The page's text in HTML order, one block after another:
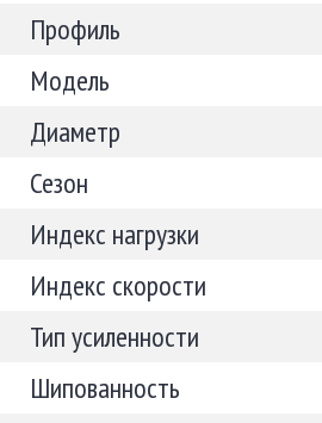
Профиль
Модель
Диаметр
Сезон
Индекс нагрузки
Индекс скорости
Тип усиленности
Шипованность